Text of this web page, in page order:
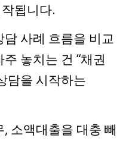
됩니다.
사례 흐름을 비교
놓치는 건 “채권
담을 시작하는
소액대출을 대충 빼